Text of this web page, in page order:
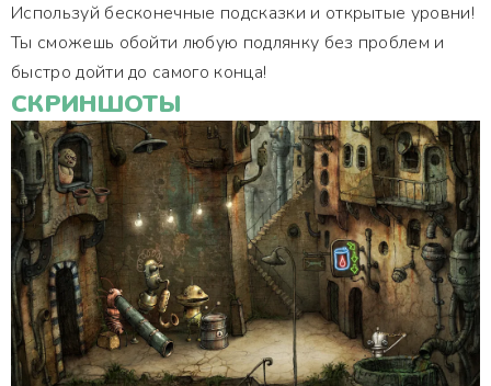
Используй бесконечные подсказки и открытые уровни!
Ты сможешь обойти любую подлянку без проблем и
быстро дойти до самого конца!
СКРИНШОТЫ